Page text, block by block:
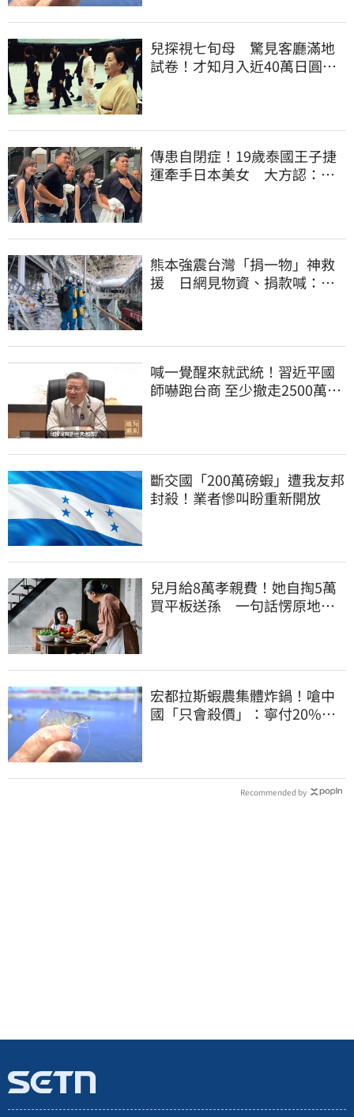
兒探視七旬母 驚見客廳滿地
試卷！才知月入近40萬日圓
傳患自閉症！19歲泰國王子捷
運牽手日本美女 大方認：
熊本強震台灣「捐一物」神救
援 日網見物資、捐款喊：比
喊一覺醒來就武統！習近平國
師嚇跑台商 至少撤走2500萬份
斷交國「200萬磅蝦」遭我友邦
封殺！業者慘叫盼重新開放
兒月給8萬孝親費！她自掏5萬
買平板送孫 一句話愣原地
宏都拉斯蝦農集體炸鍋！嗆中
國「只會殺價」：寧付20%關
Recommended by